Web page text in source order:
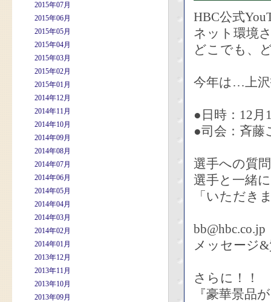
2015年07月
2015年06月
2015年05月
2015年04月
2015年03月
2015年02月
2015年01月
2014年12月
2014年11月
2014年10月
2014年09月
2014年08月
2014年07月
2014年06月
2014年05月
2014年04月
2014年03月
2014年02月
2014年01月
2013年12月
2013年11月
2013年10月
2013年09月
HBC公式
ネット環境
どこでも、
今年は…上沢
●日時：12月
●司会：斉藤
選手への質
選手と一緒
「いただき
bb@hbc.co.jp
メッセージ
さらに！！
『豪華景品